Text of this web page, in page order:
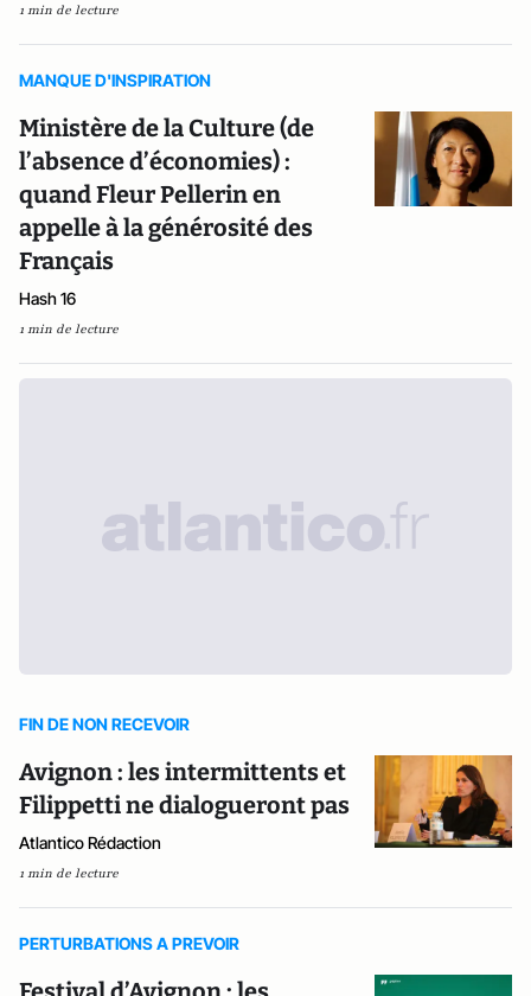
1 min de lecture
MANQUE D'INSPIRATION
Ministère de la Culture (de
l’absence d’économies) :
quand Fleur Pellerin en
appelle à la générosité des
Français
Hash 16
1 min de lecture
FIN DE NON RECEVOIR
Avignon : les intermittents et
Filippetti ne dialogueront pas
Atlantico Rédaction
1 min de lecture
PERTURBATIONS A PREVOIR